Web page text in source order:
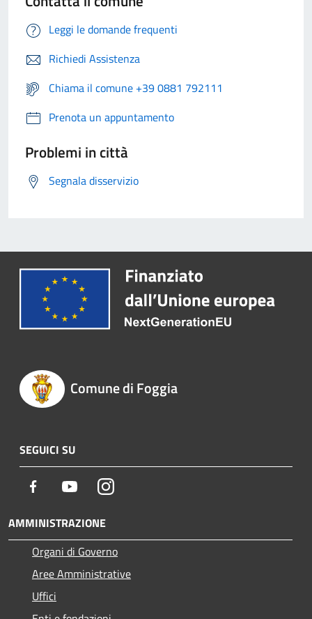
Leggi le domande frequenti
Richiedi Assistenza
Chiama il comune +39 0881 792111
Prenota un appuntamento
Problemi in città
Segnala disservizio
Comune di Foggia
SEGUICI SU
Facebook YoutubeInstagram
AMMINISTRAZIONE
Organi di Governo
Aree Amministrative
Uffici